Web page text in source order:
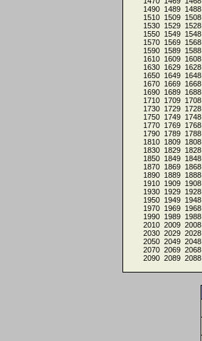
1488
1489
1490
1508
1509
1510
1528
1529
1530
1548
1549
1550
1568
1569
1570
1588
1589
1590
1608
1609
1610
1628
1629
1630
1648
1649
1650
1668
1669
1670
1688
1689
1690
1708
1709
1710
1728
1729
1730
1748
1749
1750
1768
1769
1770
1788
1789
1790
1808
1809
1810
1828
1829
1830
1848
1849
1850
1868
1869
1870
1888
1889
1890
1908
1909
1910
1928
1929
1930
1948
1949
1950
1968
1969
1970
1988
1989
1990
2008
2009
2010
2028
2029
2030
2048
2049
2050
2068
2069
2070
2088
2089
2090